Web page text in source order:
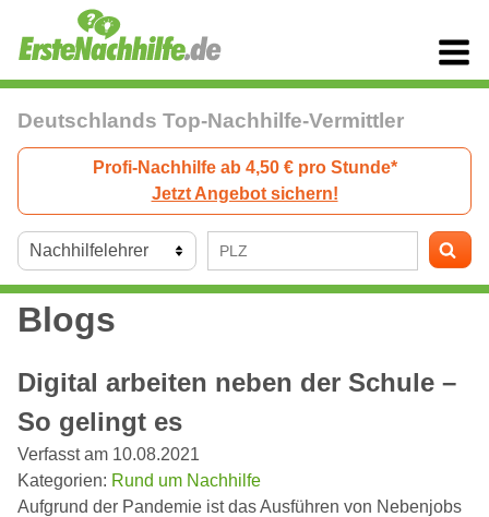
Deutschlands Top-Nachhilfe-Vermittler
Profi-Nachhilfe ab 4,50 € pro Stunde*
Jetzt Angebot sichern!
Blogs
Digital arbeiten neben der Schule –
So gelingt es
Verfasst am 10.08.2021
Kategorien: Rund um Nachhilfe
Aufgrund der Pandemie ist das Ausführen von Nebenjobs